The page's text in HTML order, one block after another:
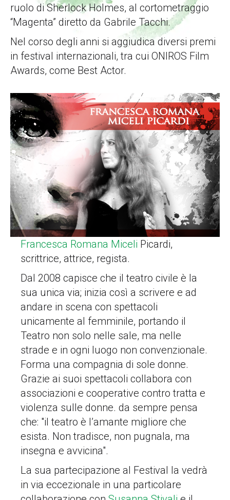
ruolo di Sherlock Holmes, al cortometraggio
“Magenta” diretto da Gabrile Tacchi.
Nel corso degli anni si aggiudica diversi premi
in festival internazionali, tra cui ONIROS Film
Awards, come Best Actor.
Francesca Romana Miceli Picardi,
scrittrice, attrice, regista.
Dal 2008 capisce che il teatro civile è la
sua unica via; inizia così a scrivere e ad
andare in scena con spettacoli
unicamente al femminile, portando il
Teatro non solo nelle sale, ma nelle
strade e in ogni luogo non convenzionale.
Forma una compagnia di sole donne.
Grazie ai suoi spettacoli collabora con
associazioni e cooperative contro tratta e
violenza sulle donne. da sempre pensa
che: "il teatro è l’amante migliore che
esista. Non tradisce, non pugnala, ma
insegna e avvicina".
La sua partecipazione al Festival la vedrà
in via eccezionale in una particolare